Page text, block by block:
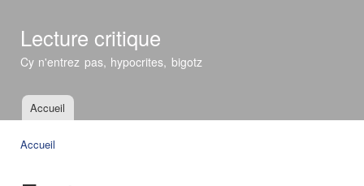
Lecture critique
Cy n'entrez pas, hypocrites, bigotz
Menu principal
Accueil
Accueil